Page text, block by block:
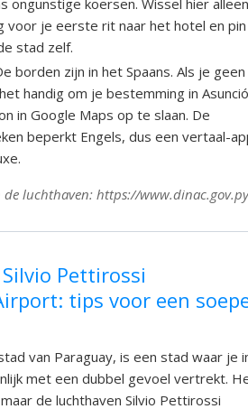
ongunstige koersen. Wissel hier
voor je eerste rit naar het hotel en
stad zelf.
borden zijn in het Spaans. Als je geen
handig om je bestemming in
in Google Maps op te slaan. De
beperkt Engels, dus een vertaal-
de luchthaven: https://
Pettirossi
tips voor een
van Paraguay, is een stad waar je
met een dubbel gevoel vertrekt.
de luchthaven Silvio Pettirossi